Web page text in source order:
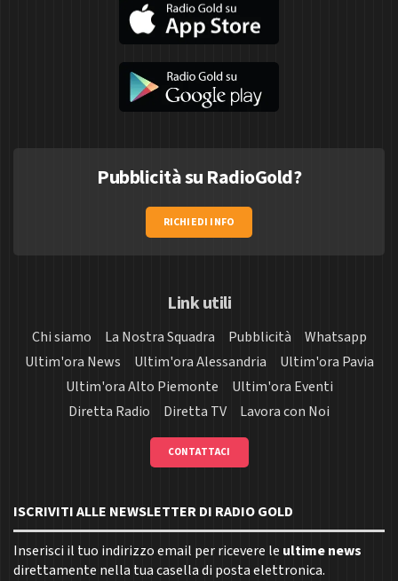
Pubblicità su RadioGold?
RICHIEDI INFO
Link utili
Chi siamo La Nostra Squadra Pubblicità
Whatsapp
Ultim'ora News
Ultim'ora Alessandria
Ultim'ora Pavia
Ultim'ora Alto Piemonte
Ultim'ora Eventi
Diretta Radio
Diretta TV Lavora con Noi
CONTATTACI
ISCRIVITI ALLE NEWSLETTER DI RADIO GOLD
Inserisci il tuo indirizzo email per ricevere le ultime news
direttamente nella tua casella di posta elettronica.